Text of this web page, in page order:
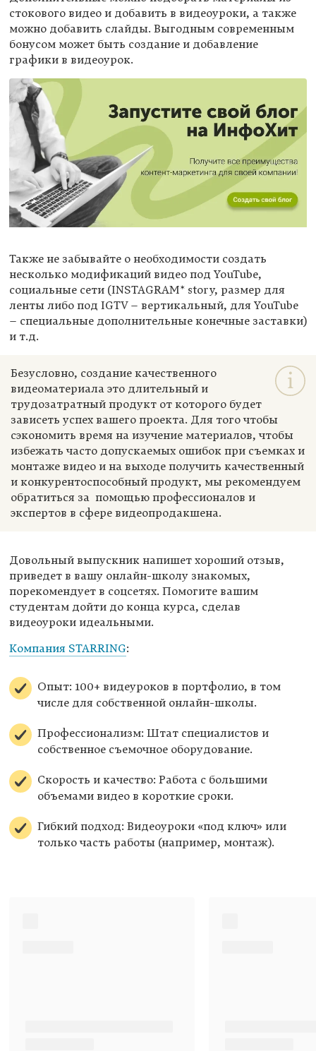
стокового видео и добавить в видеоуроки, а также
можно добавить слайды. Выгодным современным
бонусом может быть создание и добавление
графики в видеоурок.
Также не забывайте о необходимости создать
несколько модификаций видео под YouTube,
социальные сети (INSTAGRAM* story, размер для
ленты либо под IGTV – вертикальный, для YouTube
– специальные дополнительные конечные заставки)
и т.д.
Безусловно, создание качественного
видеоматериала это длительный и
трудозатратный продукт от которого будет
зависеть успех вашего проекта. Для того чтобы
сэкономить время на изучение материалов, чтобы
избежать часто допускаемых ошибок при съемках и
монтаже видео и на выходе получить качественный
и конкурентоспособный продукт, мы рекомендуем
обратиться за помощью профессионалов и
экспертов в сфере видеопродакшена.
Довольный выпускник напишет хороший отзыв,
приведет в вашу онлайн-школу знакомых,
порекомендует в соцсетях. Помогите вашим
студентам дойти до конца курса, сделав
видеоуроки идеальными.
Компания STARRING:
Опыт: 100+ видеуроков в портфолио, в том
числе для собственной онлайн-школы.
Профессионализм: Штат специалистов и
собственное съемочное оборудование.
Скорость и качество: Работа с большими
объемами видео в короткие сроки.
Гибкий подход: Видеоуроки «под ключ» или
только часть работы (например, монтаж).